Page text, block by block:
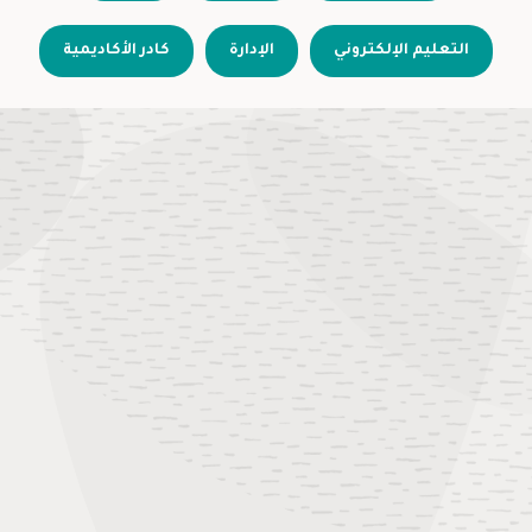
كادر الأكاديمية الإدارة التعليم الإلكتروني